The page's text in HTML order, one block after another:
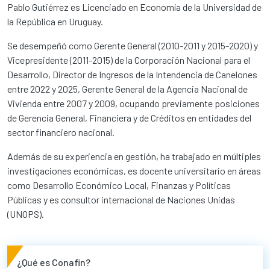
Pablo Gutiérrez es Licenciado en Economía de la Universidad de
la República en Uruguay.
Se desempeñó como Gerente General (2010-2011 y 2015-2020) y
Vicepresidente (2011-2015) de la Corporación Nacional para el
Desarrollo, Director de Ingresos de la Intendencia de Canelones
entre 2022 y 2025, Gerente General de la Agencia Nacional de
Vivienda entre 2007 y 2009, ocupando previamente posiciones
de Gerencia General, Financiera y de Créditos en entidades del
sector financiero nacional.
Además de su experiencia en gestión, ha trabajado en múltiples
investigaciones económicas, es docente universitario en áreas
como Desarrollo Económico Local, Finanzas y Políticas
Públicas y es consultor internacional de Naciones Unidas
(UNOPS).
¿Qué es Conafin?